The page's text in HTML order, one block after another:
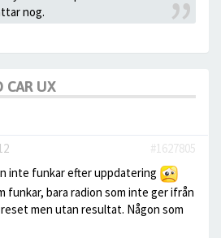
nog.
CAR UX
#1627805
inte funkar efter uppdatering
funkar, bara radion som inte ger ifrån
men utan resultat. Någon som